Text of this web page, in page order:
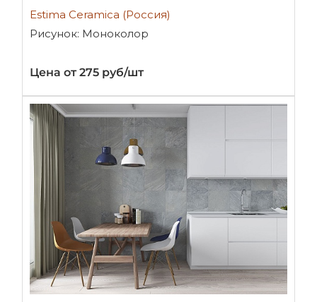
Estima Ceramica (Россия)
Рисунок: Моноколор
Цена от 275 руб/шт